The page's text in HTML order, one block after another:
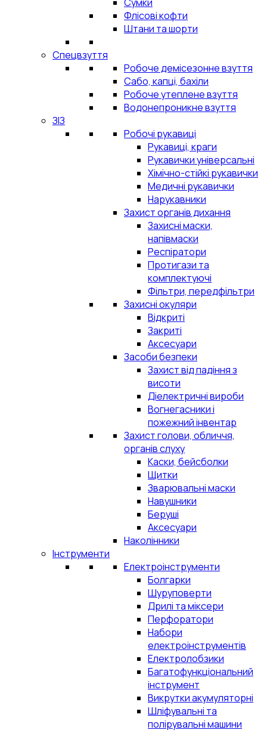
Флісові кофти
Штани та шорти
Спецвзуття
Робоче демісезонне взуття
Сабо, капці, бахіли
Робоче утеплене взуття
Водонепроникне взуття
ЗІЗ
Робочі рукавиці
Рукавиці, краги
Рукавички універсальні
Хімічно-стійкі рукавички
Медичні рукавички
Нарукавники
Захист органів дихання
Захисні маски,
напівмаски
Респіратори
Протигази та
комплектуючі
Фільтри, передфільтри
Захисні окуляри
Відкриті
Закриті
Аксесуари
Засоби безпеки
Захист від падіння з
висоти
Діелектричні вироби
Вогнегасники і
пожежний інвентар
Захист голови, обличчя,
органів слуху
Каски, бейсболки
Щитки
Зварювальні маски
Навушники
Беруші
Аксесуари
Наколінники
Інструменти
Електроінструменти
Болгарки
Шуруповерти
Дрилі та міксери
Перфоратори
Набори
електроінструментів
Електролобзики
Багатофункціональний
інструмент
Викрутки акумуляторні
Шліфувальні та
полірувальні машини